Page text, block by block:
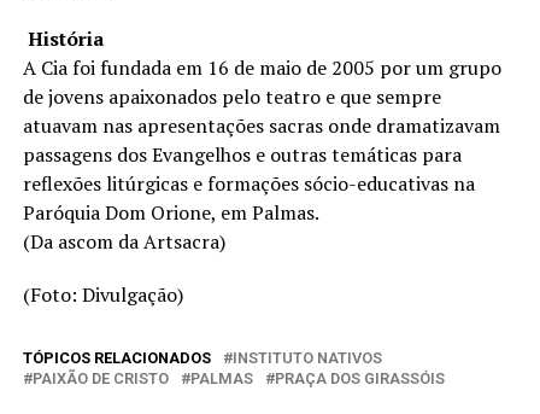
História
A Cia foi fundada em 16 de maio de 2005 por um grupo
de jovens apaixonados pelo teatro e que sempre
atuavam nas apresentações sacras onde dramatizavam
passagens dos Evangelhos e outras temáticas para
reflexões litúrgicas e formações sócio-educativas na
Paróquia Dom Orione, em Palmas.
(Da ascom da Artsacra)
(Foto: Divulgação)
TÓPICOS RELACIONADOS
INSTITUTO NATIVOS
PAIXÃO DE CRISTO
PALMAS PRAÇA DOS GIRASSÓIS